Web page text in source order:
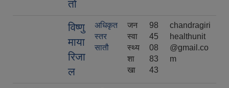
तो
विष्णु
माया
रिजा
ल
अधिकृत
स्तर
सातौ
जन
स्वा
स्थ्य
शा
खा
98
45
08
83
43
chandragiri
healthunit
@gmail.co
m